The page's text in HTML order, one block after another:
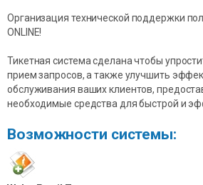
Организация технической поддержки
ONLINE!
Тикетная система сделана чтобы
прием запросов, а также улучшить
обслуживания ваших клиентов,
необходимые средства для быстрой и
Возможности системы: